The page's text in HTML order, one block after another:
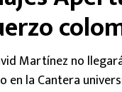
Europa League
Real Madrid
Barcelona
Martínez no
en la Cantera